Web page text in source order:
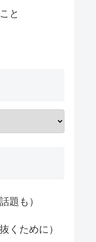
と
題も）
くために）